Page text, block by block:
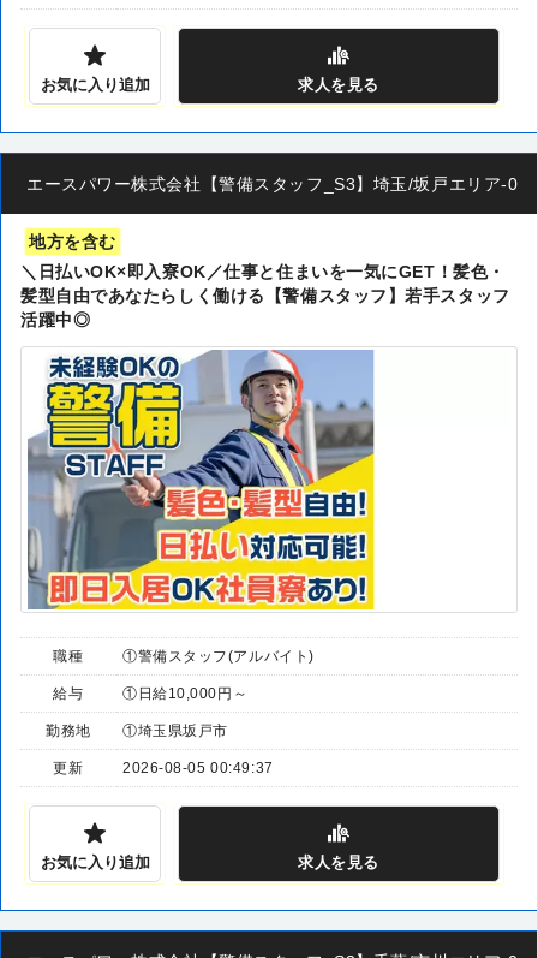
お気に入り追加 求人 を見る
エースパワー株式会社【警備スタッフ_S3】埼玉/坂戸エリア-001
地方を含む
＼日払いOK×即入寮OK／仕事と住まいを一気にGET！髪色・
髪型自由であなたらしく働ける【警備スタッフ】若手スタッフ
活躍中◎
職種 ①警備スタッフ(アルバイト)
給与 ①日給10,000円～
勤務地 ①埼玉県坂戸市
更新 2026-08-05 00:49:37
お気に入り追加 求人を見る